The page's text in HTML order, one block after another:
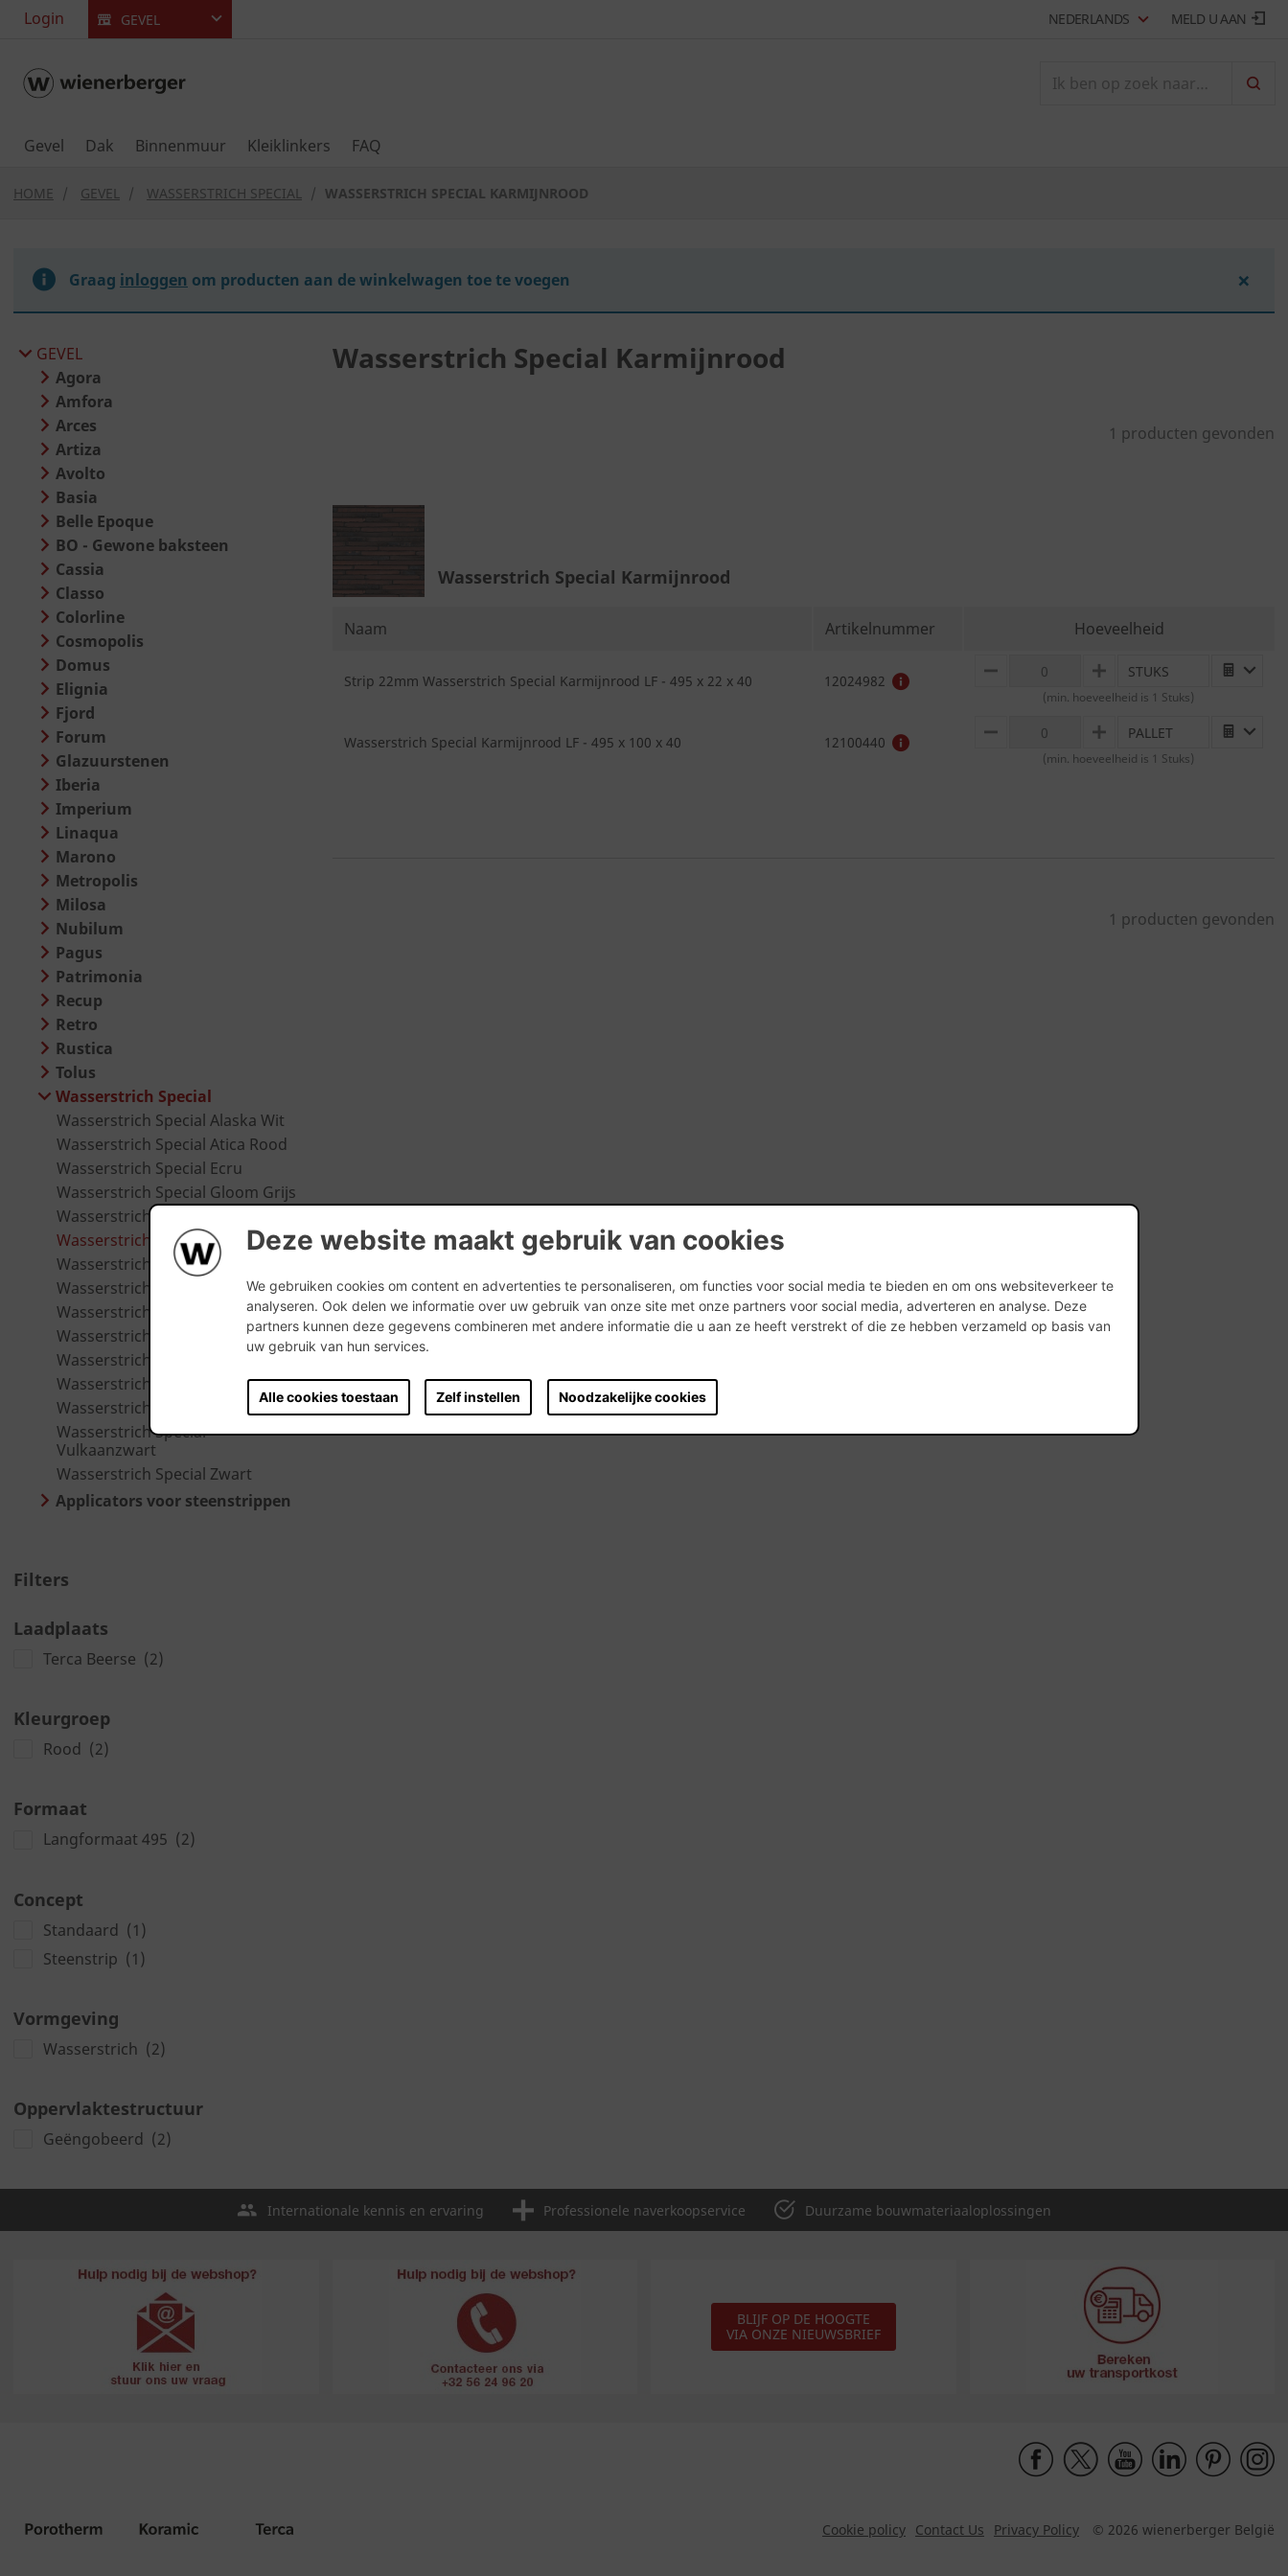
Deze website maakt gebruik van cookies
We gebruiken cookies om content en advertenties te personaliseren, om functies voor social media te bieden en om ons websiteverkeer te
analyseren. Ook delen we informatie over uw gebruik van onze site met onze partners voor social media, adverteren en analyse. Deze
partners kunnen deze gegevens combineren met andere informatie die u aan ze heeft verstrekt of die ze hebben verzameld op basis van
uw gebruik van hun services.
Alle cookies toestaan Zelf instellen Noodzakelijke cookies
text.skipToContent
text.skipToNavigation
Login GEVEL NEDERLANDS MELD U AAN
Gevel Dak Binnenmuur Kleiklinkers FAQ
HOME GEVEL WASSERSTRICH SPECIAL WASSERSTRICH SPECIAL KARMIJNROOD
Graag inloggen om producten aan de winkelwagen toe te voegen ×
GEVEL
Agora
Amfora
Arces
Artiza
Avolto
Basia
Belle Epoque
BO - Gewone baksteen
Cassia
Classo
Colorline
Cosmopolis
Domus
Elignia
Fjord
Forum
Glazuurstenen
Iberia
Imperium
Linaqua
Marono
Metropolis
Milosa
Nubilum
Pagus
Patrimonia
Recup
Retro
Rustica
Tolus
Wasserstrich Special
Wasserstrich Special Alaska Wit
Wasserstrich Special Atica Rood
Wasserstrich Special Ecru
Wasserstrich Special Gloom Grijs
Wasserstrich Special Grijs
Wasserstrich Special Karmijnrood
Wasserstrich Special Kwartsgrijs
Wasserstrich Special Orientrood
Wasserstrich Special Rood
Wasserstrich Special Sablé
Wasserstrich Special Silt Grijs
Wasserstrich Special Suria Grijs
Wasserstrich Special Vanille Wit
Wasserstrich Special
Vulkaanzwart
Wasserstrich Special Zwart
Applicators voor steenstrippen
Filters
Laadplaats
Terca Beerse (2)
Kleurgroep
Rood (2)
Formaat
Langformaat 495 (2)
Concept
Standaard (1)
Steenstrip (1)
Vormgeving
Wasserstrich (2)
Oppervlaktestructuur
Geëngobeerd (2)
Wasserstrich Special Karmijnrood
1 producten gevonden
Wasserstrich Special Karmijnrood
Naam Artikelnummer Hoeveelheid
Strip 22mm Wasserstrich Special Karmijnrood LF - 495 x 22 x 40 12024982 MINUS PLUSSTUKS
(min. hoeveelheid is 1 Stuks)
Wasserstrich Special Karmijnrood LF - 495 x 100 x 40 12100440 MINUS PLUSPALLET
(min. hoeveelheid is 1 Stuks)
1 producten gevonden
Internationale kennis en ervaring Professionele naverkoopservice Duurzame bouwmateriaaloplossingen
BLIJF OP DE HOOGTE
VIA ONZE NIEUWSBRIEF
Cookie policy Contact Us Privacy Policy © 2026 wienerberger België